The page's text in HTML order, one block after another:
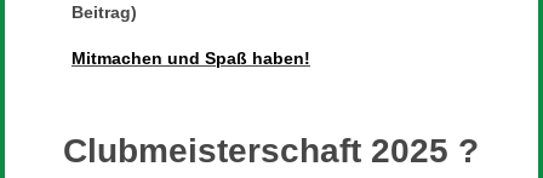
Beitrag)
Mitmachen und Spaß haben!
Clubmeisterschaft 2025 ?